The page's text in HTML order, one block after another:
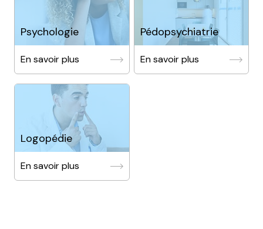
Psychologie
En savoir plus
Pédopsychiatrie
En savoir plus
Logopédie
En savoir plus